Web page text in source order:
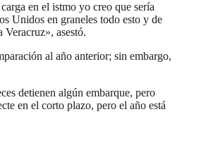
en el istmo yo creo que sería
Unidos en graneles todo esto y de
asestó.
al año anterior; sin embargo,
detienen algún embarque, pero
en el corto plazo, pero el año está